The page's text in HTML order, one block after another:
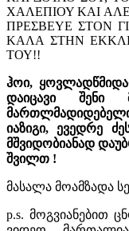
ΧΑΛΕΠΙΟΥ ΚΑΙ
ΠΡΕΣΒΕΥΕ ΣΤΟΝ
ΚΑΛΑ ΣΤΗΝ
ΤΟΥ!!
ჰოი,
დაიცავი
იაზიგი, ევედრე
მშვიდობიანად
შვილთ !
მასალა მოამზადა
p.s. მოგვიანებით